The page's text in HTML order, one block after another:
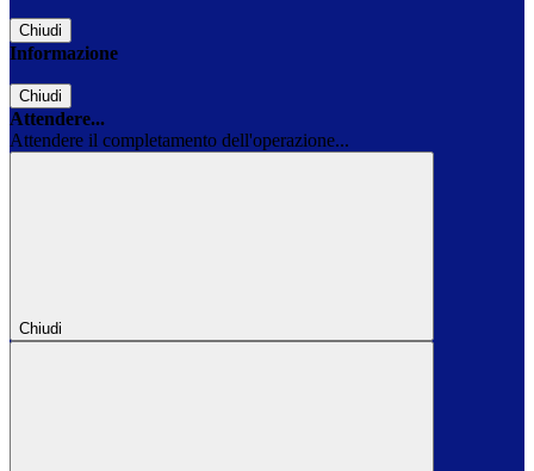
Chiudi
Informazione
Chiudi
Attendere...
Attendere il completamento dell'operazione...
Chiudi